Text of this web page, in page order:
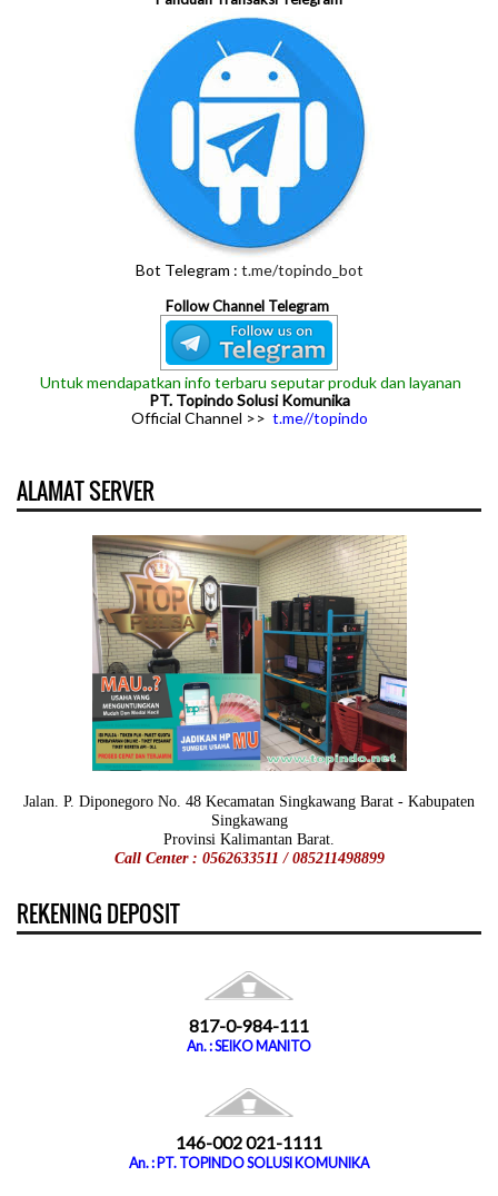
Bot Telegram : t.me/topindo_bot
Follow Channel Telegram
Untuk mendapatkan info terbaru seputar produk dan layanan
PT. Topindo Solusi Komunika
Official Channel >> t.me//topindo
ALAMAT SERVER
Jalan. P. Diponegoro No. 48 Kecamatan Singkawang Barat - Kabupaten
Singkawang
Provinsi Kalimantan Barat.
Call Center : 0562633511 / 085211498899
REKENING DEPOSIT
817-0-984-111
An. : SEIKO MANITO
146-002 021-1111
An. : PT. TOPINDO SOLUSI KOMUNIKA